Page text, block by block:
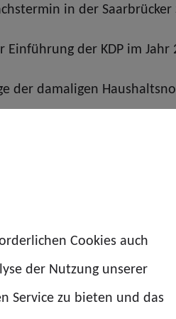
in der
Einführung der KDP im Jahr
der damaligen
hier bislang keinerlei
Dach-organisation,
DGB im politischen
Cookies auch
der Nutzung unserer
Service zu bieten und das